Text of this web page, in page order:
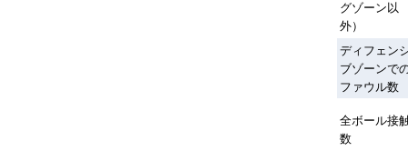
グゾーン以
外）
ディフェン
ブゾーンで
ファウル数
全ボール接
数